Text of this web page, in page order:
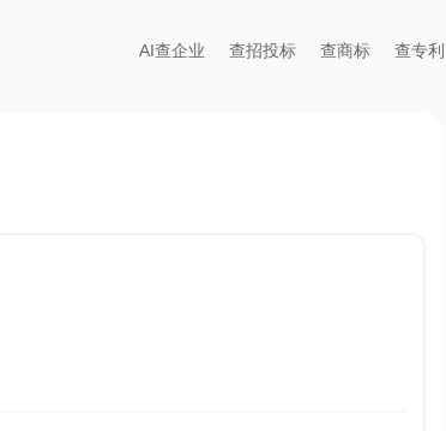
AI查企业 查招投标 查商标 查专利